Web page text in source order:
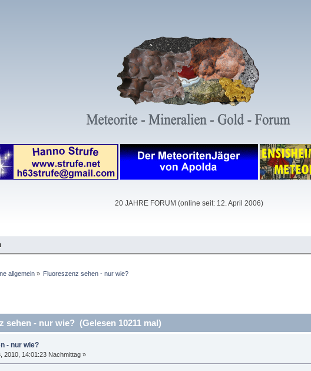
20 JAHRE FORUM (online seit: 12. April 2006)
allgemein» Fluoreszenz sehen - nur wie?
sehen - nur wie? (Gelesen 10211 mal)
- nur wie?
2010, 14:01:23 Nachmittag »